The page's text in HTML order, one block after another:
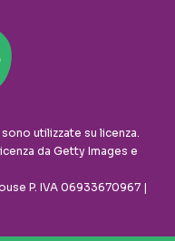
utilizzate su licenza.
da Getty Images e
P. IVA 06933670967 |